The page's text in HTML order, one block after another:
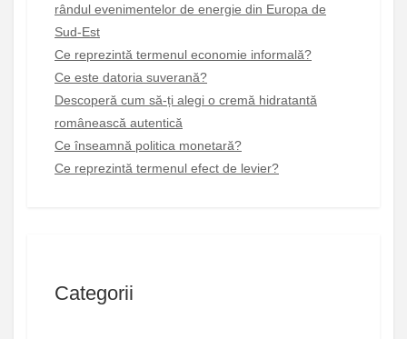
rândul evenimentelor de energie din Europa de
Sud-Est
Ce reprezintă termenul economie informală?
Ce este datoria suverană?
Descoperă cum să-ți alegi o cremă hidratantă
românească autentică
Ce înseamnă politica monetară?
Ce reprezintă termenul efect de levier?
Categorii